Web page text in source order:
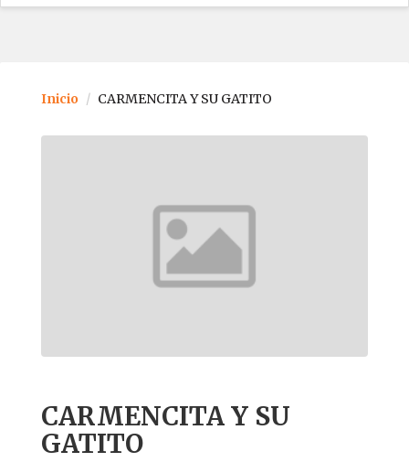
Inicio CARMENCITA Y SU GATITO
CARMENCITA Y SU
GATITO